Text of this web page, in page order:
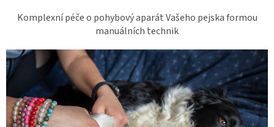
Komplexní péče o pohybový aparát Vašeho pejska formou
manuálních technik